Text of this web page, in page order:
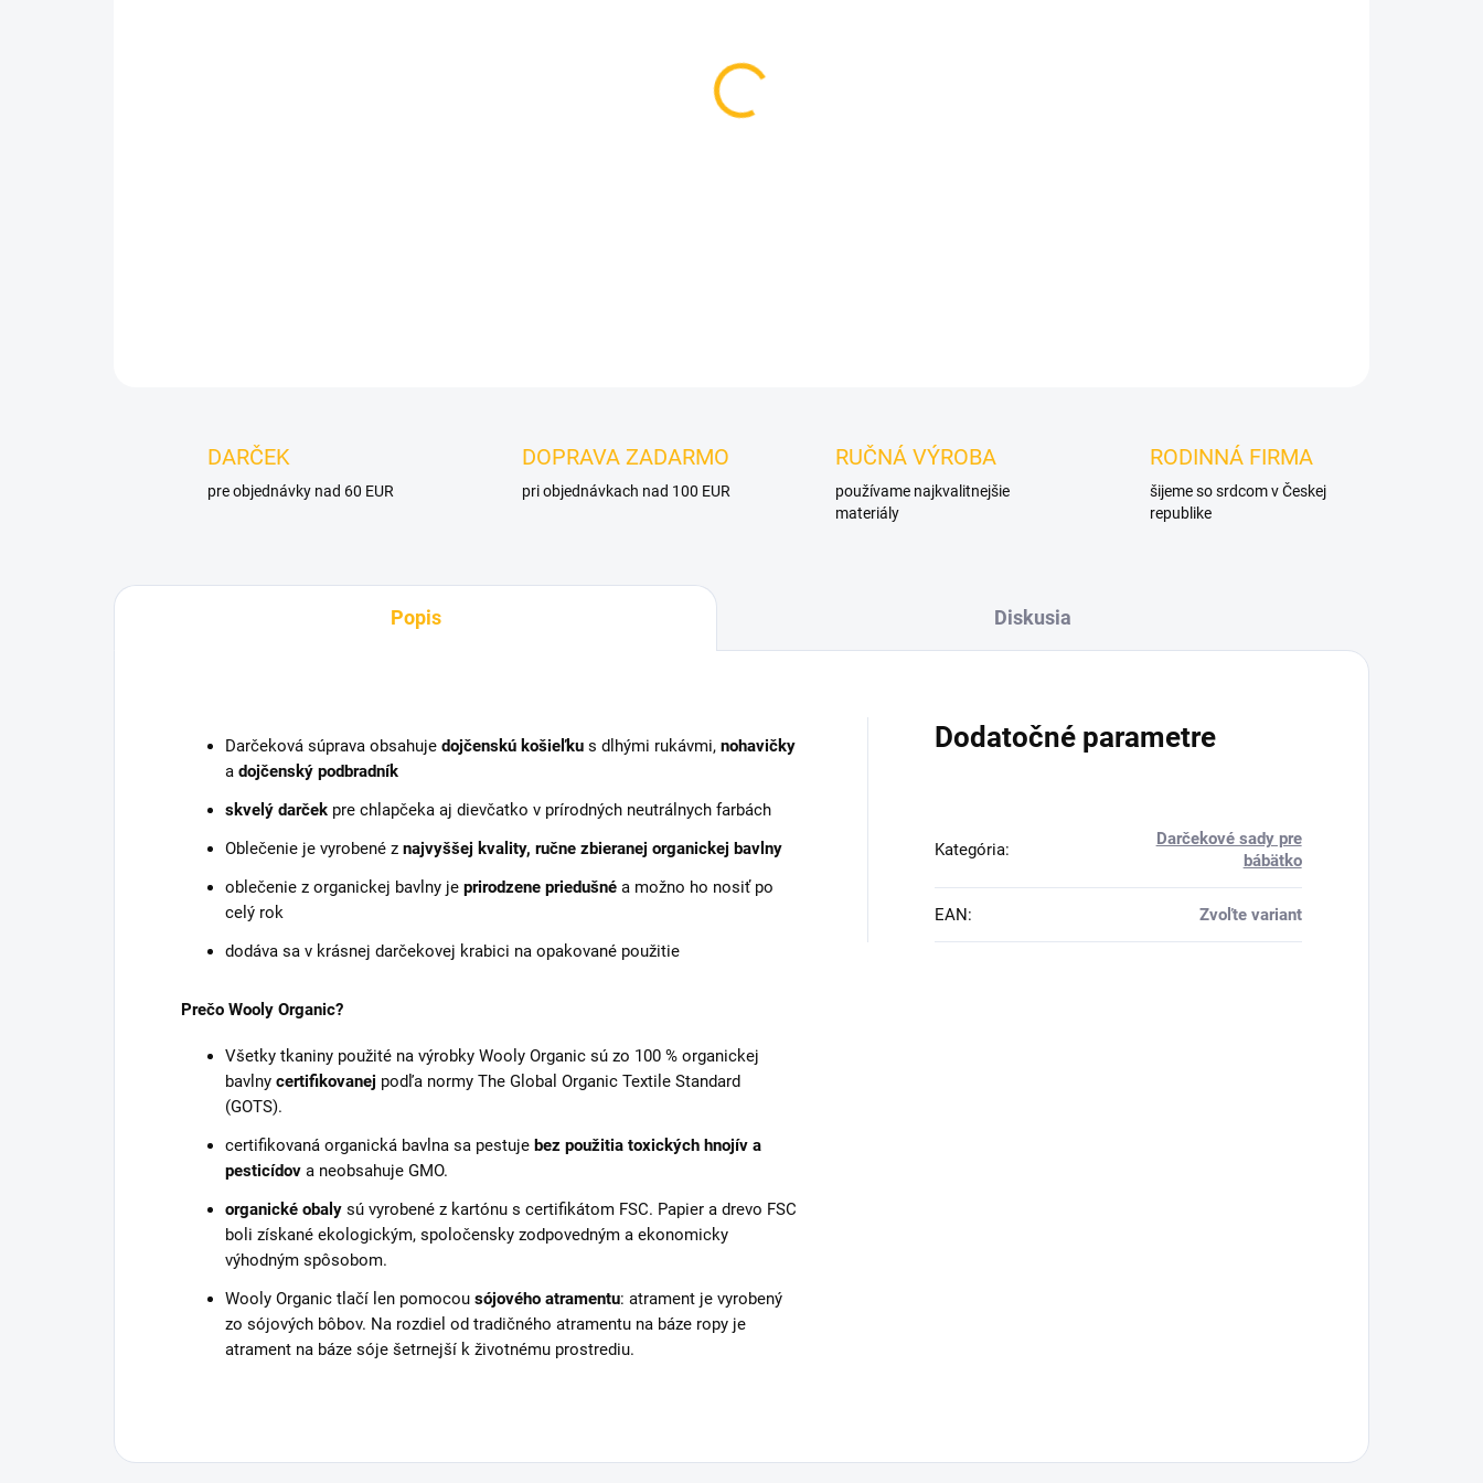
MOŽNOSTI DORUČENIA
DARČEK
pre objednávky nad 60 EUR
DOPRAVA ZADARMO
pri objednávkach nad 100 EUR
RUČNÁ VÝROBA
používame najkvalitnejšie
materiály
RODINNÁ FIRMA
šijeme so srdcom v Českej
republike
Popis Diskusia
Darčeková súprava obsahuje dojčenskú košieľku s dlhými rukávmi, nohavičky
a dojčenský podbradník
skvelý darček pre chlapčeka aj dievčatko v prírodných neutrálnych farbách
Oblečenie je vyrobené z najvyššej kvality, ručne zbieranej organickej bavlny
oblečenie z organickej bavlny je prirodzene priedušné a možno ho nosiť po
celý rok
dodáva sa v krásnej darčekovej krabici na opakované použitie
Prečo Wooly Organic?
Všetky tkaniny použité na výrobky Wooly Organic sú zo 100 % organickej
bavlny certifikovanej podľa normy The Global Organic Textile Standard
(GOTS).
certifikovaná organická bavlna sa pestuje bez použitia toxických hnojív a
pesticídov a neobsahuje GMO.
organické obaly sú vyrobené z kartónu s certifikátom FSC. Papier a drevo FSC
boli získané ekologickým, spoločensky zodpovedným a ekonomicky
výhodným spôsobom.
Wooly Organic tlačí len pomocou sójového atramentu: atrament je vyrobený
zo sójových bôbov. Na rozdiel od tradičného atramentu na báze ropy je
atrament na báze sóje šetrnejší k životnému prostrediu.
Dodatočné parametre
Kategória:
Darčekové sady pre
bábätko
EAN: Zvoľte variant